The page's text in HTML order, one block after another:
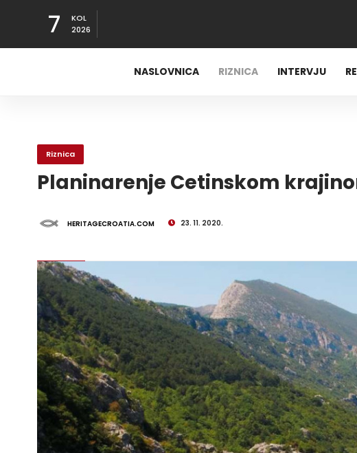
7
KOL
2026
NASLOVNICA RIZNICA INTERVJU
Riznica
Planinarenje Cetinskom
HERITAGECROATIA.COM 23. 11. 2020.